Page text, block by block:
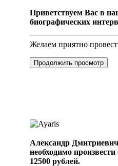
Приветствуем Вас в
биографических
Желаем приятно
Продолжить просмотр
Александр
необходимо
12500 рублей.